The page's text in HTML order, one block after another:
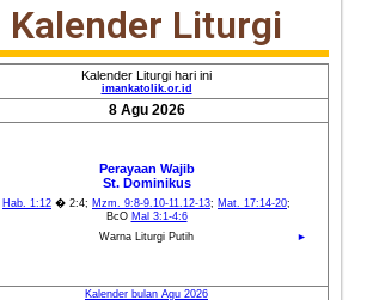
Kalender Liturgi